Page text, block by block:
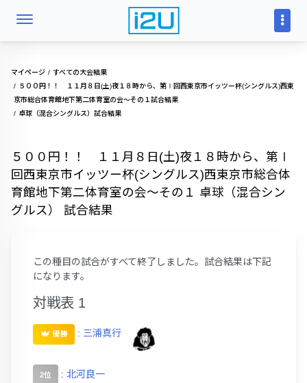
マイページ
すべての大会結果
５００円！！ １１月８日(土)夜１８時から、第Ⅰ回西東京市イッツー杯(シングルス)西東
京市総合体育館地下第二体育室の会～その１試合結果
卓球（混合シングルス）試合結果
５００円！！ １１月８日(土)夜１８時から、第Ⅰ
回西東京市イッツー杯(シングルス)西東京市総合体
育館地下第二体育室の会～その１ 卓球（混合シン
グルス） 試合結果
この種目の試合がすべて終了しました。試合結果は下記
になります。
対戦表 1
優勝 : 三浦真行
2位 : 北河良一